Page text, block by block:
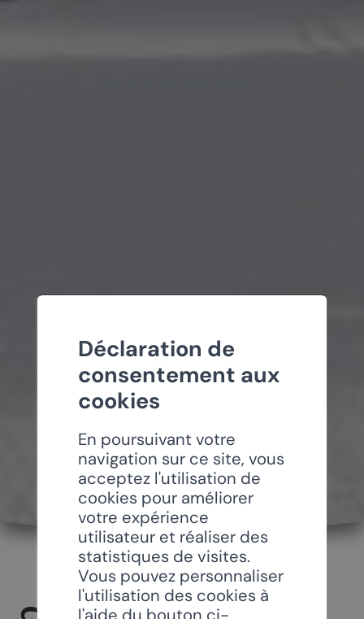
Déclaration de
consentement aux
cookies
En poursuivant votre
navigation sur ce site, vous
acceptez l'utilisation de
cookies pour améliorer
votre expérience
utilisateur et réaliser des
statistiques de visites.
Vous pouvez personnaliser
l'utilisation des cookies à